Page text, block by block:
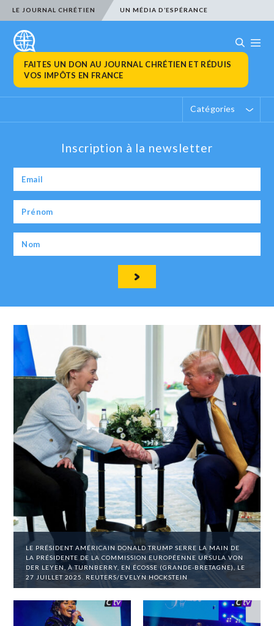
LE JOURNAL CHRÉTIEN UN MÉDIA D’ESPÉRANCE
FAITES UN DON AU JOURNAL CHRÉTIEN ET RÉDUIS
VOS IMPÔTS EN FRANCE
Catégories
Inscription à la newsletter
LE PRÉSIDENT AMÉRICAIN DONALD TRUMP SERRE LA MAIN DE
LA PRÉSIDENTE DE LA COMMISSION EUROPÉENNE URSULA VON
DER LEYEN, À TURNBERRY, EN ÉCOSSE (GRANDE-BRETAGNE), LE
27 JUILLET 2025. REUTERS/EVELYN HOCKSTEIN